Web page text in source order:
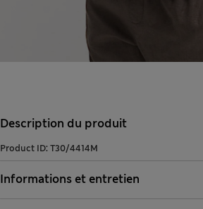
Description du produit
Product ID: T30/4414M
Informations et entretien